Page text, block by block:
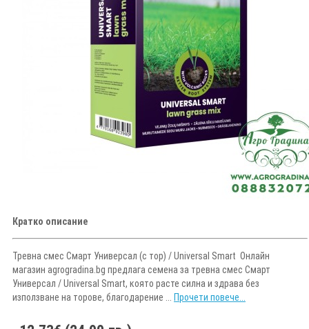
Кратко описание
Тревна смес Смарт Универсал (с тор) / Universal Smart Онлайн
магазин agrogradina.bg предлага семена за тревна смес Смарт
Универсал / Universal Smart, която расте силна и здрава без
използване на торове, благодарение ... Прочети повече...